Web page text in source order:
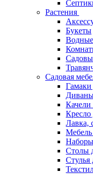
Растения
Букеты
Водные
Садовая
Гамаки
Качели
Кресло
Лавка,
Мебель
Столы
Стулья